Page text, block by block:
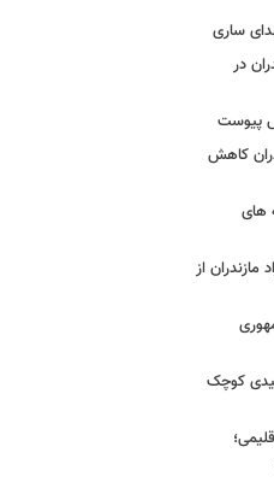
ساری
در
پیوست
کاهش
های
مازندران از
کوچک